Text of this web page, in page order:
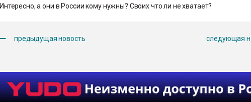
Интересно, а они в России кому нужны? Своих что ли не хватает?
предыдущая новость следующая